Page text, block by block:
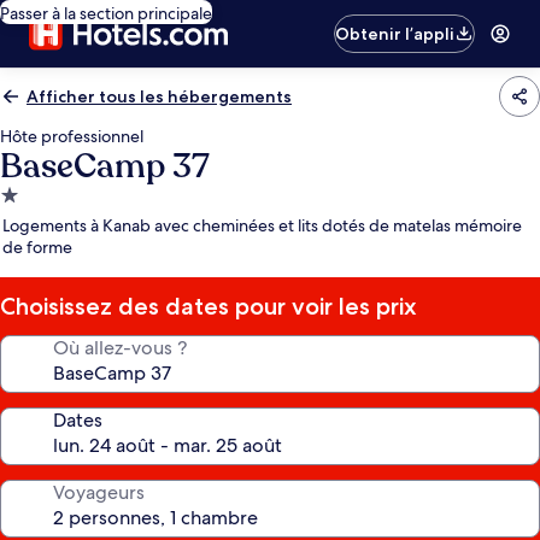
Passer à la section principale
Obtenir l’appli
Afficher tous les hébergements
Hôte professionnel
BaseCamp 37
Hébergement
1.0 étoile
Logements à Kanab avec cheminées et lits dotés de matelas mémoire
de forme
Choisissez des dates pour voir les prix
Où allez-vous ?
Dates
Voyageurs